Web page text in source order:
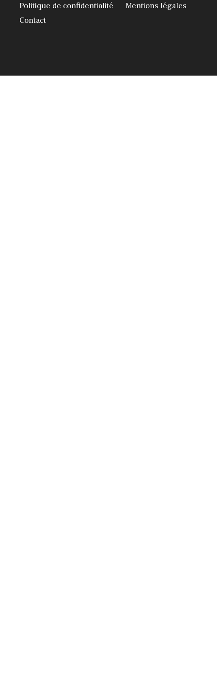
Politique de confidentialité
Mentions légales
Contact